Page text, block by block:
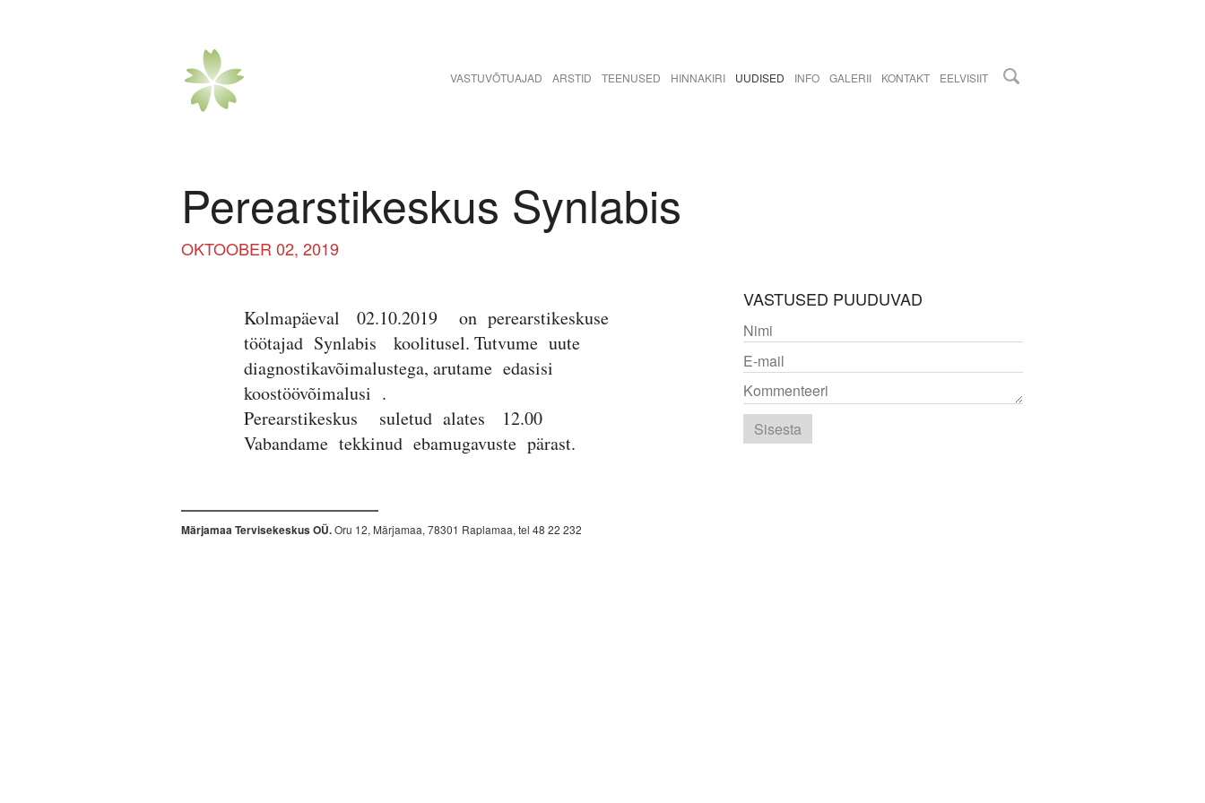
VASTUVÕTUAJAD ARSTID TEENUSED HINNAKIRI UUDISED INFO GALERII KONTAKT EELVISIIT
Perearstikeskus Synlabis
OKTOOBER 02, 2019
Kolmapäeval 02.10.2019 on perearstikeskuse
töötajad Synlabis koolitusel. Tutvume uute
diagnostikavõimalustega, arutame edasisi
koostöövõimalusi .
Perearstikeskus suletud alates 12.00
Vabandame tekkinud ebamugavuste pärast.
VASTUSED PUUDUVAD
Märjamaa Tervisekeskus OÜ.Oru 12, Märjamaa, 78301 Raplamaa, tel 48 22 232